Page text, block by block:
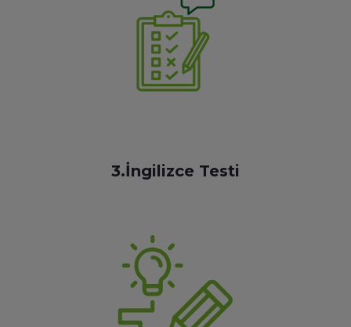
3.İngilizce Testi